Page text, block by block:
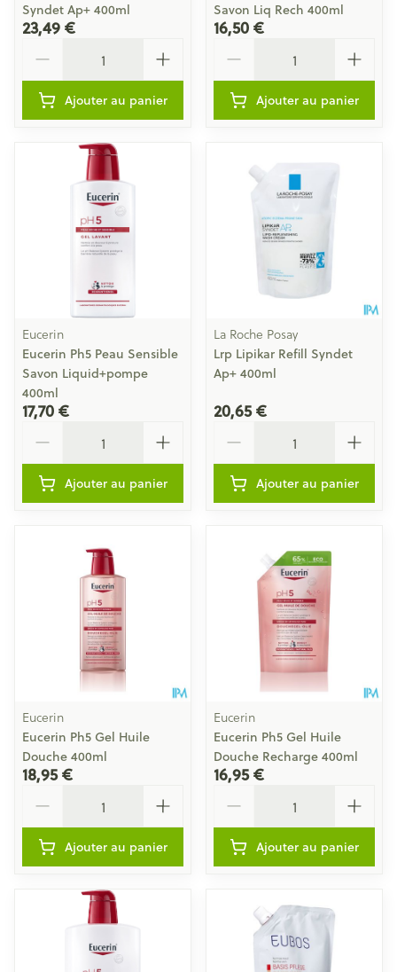
Syndet Ap+ 400ml
23,49 €
Ajouter au panier
Savon Liq Rech 400ml
16,50 €
Ajouter au panier
Eucerin
Eucerin Ph5 Peau Sensible
Savon Liquid+pompe
400ml
17,70 €
Ajouter au panier
La Roche Posay
Lrp Lipikar Refill Syndet
Ap+ 400ml
20,65 €
Ajouter au panier
Eucerin
Eucerin Ph5 Gel Huile
Douche 400ml
18,95 €
Ajouter au panier
Eucerin
Eucerin Ph5 Gel Huile
Douche Recharge 400ml
16,95 €
Ajouter au panier